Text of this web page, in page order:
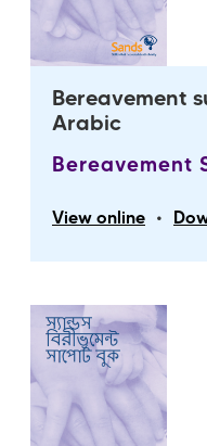
Bereavement
Arabic
Bereavement
View online •